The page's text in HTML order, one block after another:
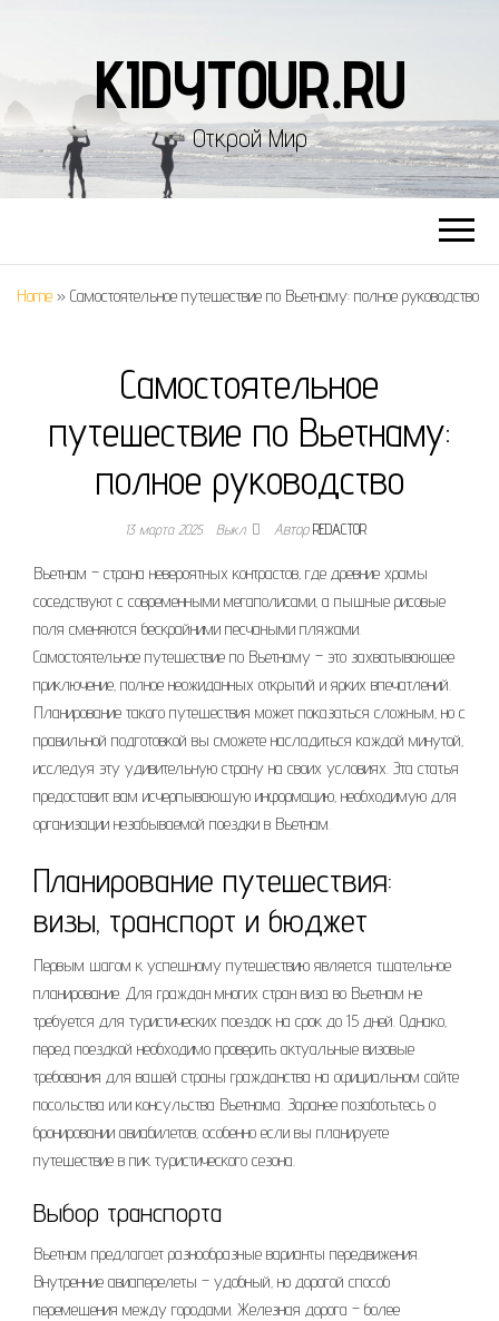
KIDYTOUR.RU
Открой Мир
Home » Самостоятельное путешествие по Вьетнаму: полное руководство
Самостоятельное
путешествие по Вьетнаму:
полное руководство
13 марта 2025 Выкл. АвторREDACTOR
Вьетнам – страна невероятных контрастов‚ где древние храмы
соседствуют с современными мегаполисами‚ а пышные рисовые
поля сменяются бескрайними песчаными пляжами.
Самостоятельное путешествие по Вьетнаму – это захватывающее
приключение‚ полное неожиданных открытий и ярких впечатлений.
Планирование такого путешествия может показаться сложным‚ но с
правильной подготовкой вы сможете насладиться каждой минутой‚
исследуя эту удивительную страну на своих условиях. Эта статья
предоставит вам исчерпывающую информацию‚ необходимую для
организации незабываемой поездки в Вьетнам.
Планирование путешествия:
визы‚ транспорт и бюджет
Первым шагом к успешному путешествию является тщательное
планирование. Для граждан многих стран виза во Вьетнам не
требуется для туристических поездок на срок до 15 дней. Однако‚
перед поездкой необходимо проверить актуальные визовые
требования для вашей страны гражданства на официальном сайте
посольства или консульства Вьетнама. Заранее позаботьтесь о
бронировании авиабилетов‚ особенно если вы планируете
путешествие в пик туристического сезона.
Выбор транспорта
Вьетнам предлагает разнообразные варианты передвижения.
Внутренние авиаперелеты – удобный‚ но дорогой способ
перемещения между городами. Железная дорога – более